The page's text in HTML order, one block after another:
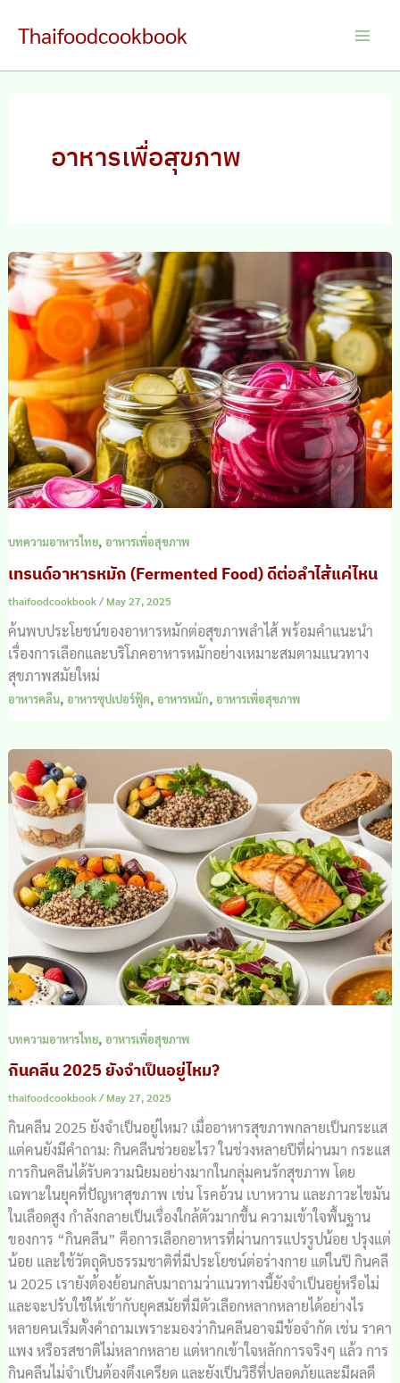
Thaifoodcookbook
อาหารเพื่อสุขภาพ
บทความอาหารไทย, อาหารเพื่อสุขภาพ
เทรนด์อาหารหมัก (Fermented Food) ดีต่อลำไส้แค่ไหน
thaifoodcookbook/May 27, 2025
ค้นพบประโยชน์ของอาหารหมักต่อสุขภาพลำไส้ พร้อมคำแนะนำ
เรื่องการเลือกและบริโภคอาหารหมักอย่างเหมาะสมตามแนวทาง
สุขภาพสมัยใหม่
อาหารคลีน, อาหารซุปเปอร์ฟู้ด, อาหารหมัก, อาหารเพื่อสุขภาพ
บทความอาหารไทย, อาหารเพื่อสุขภาพ
กินคลีน 2025 ยังจำเป็นอยู่ไหม?
thaifoodcookbook/May 27, 2025
กินคลีน 2025 ยังจำเป็นอยู่ไหม? เมื่ออาหารสุขภาพกลายเป็นกระแส
แต่คนยังมีคำถาม: กินคลีนช่วยอะไร? ในช่วงหลายปีที่ผ่านมา กระแส
การกินคลีนได้รับความนิยมอย่างมากในกลุ่มคนรักสุขภาพ โดย
เฉพาะในยุคที่ปัญหาสุขภาพ เช่น โรคอ้วน เบาหวาน และภาวะไขมัน
ในเลือดสูง กำลังกลายเป็นเรื่องใกล้ตัวมากขึ้น ความเข้าใจพื้นฐาน
ของการ “กินคลีน” คือการเลือกอาหารที่ผ่านการแปรรูปน้อย ปรุงแต่
น้อย และใช้วัตถุดิบธรรมชาติที่มีประโยชน์ต่อร่างกาย แต่ในปี กินคลี
น 2025 เรายังต้องย้อนกลับมาถามว่าแนวทางนี้ยังจำเป็นอยู่หรือไม่
และจะปรับใช้ให้เข้ากับยุคสมัยที่มีตัวเลือกหลากหลายได้อย่างไร
หลายคนเริ่มตั้งคำถามเพราะมองว่ากินคลีนอาจมีข้อจำกัด เช่น ราคา
แพง หรือรสชาติไม่หลากหลาย แต่หากเข้าใจหลักการจริงๆ แล้ว การ
กินคลีนไม่จำเป็นต้องตึงเครียด และยังเป็นวิธีที่ปลอดภัยและมีผลดี